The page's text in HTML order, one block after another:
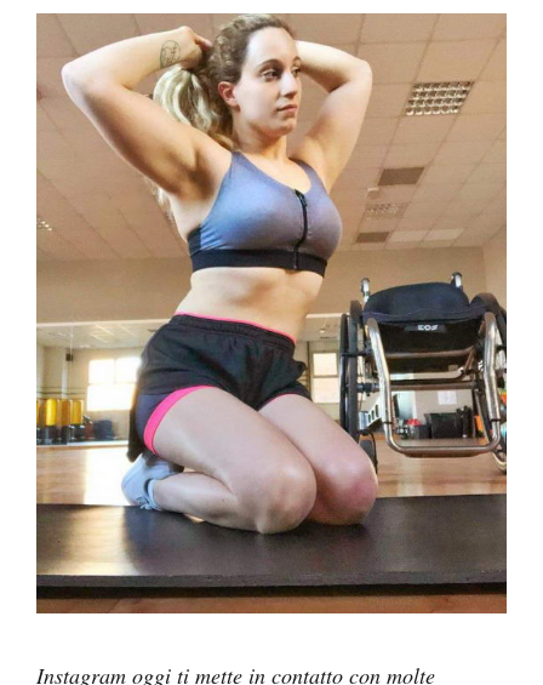
Instagram oggi ti mette in contatto con molte